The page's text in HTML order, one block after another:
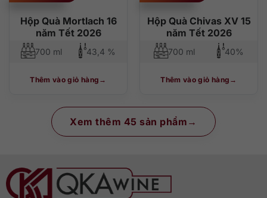
Hộp Quà Mortlach 16
năm Tết 2026
700 ml 43,4 %
Thêm vào giỏ hàng
Hộp Quà Chivas XV 15
năm Tết 2026
700 ml 40%
Thêm vào giỏ hàng
Xem thêm 45 sản phẩm